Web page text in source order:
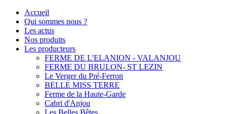
Accueil
Qui sommes nous ?
Les actus
Nos produits
Les producteurs
FERME DE L'ELANION - VALANJOU
FERME DU BRULON- ST LEZIN
Le Verger du Pré-Ferron
BELLE MISS TERRE
Ferme de la Haute-Garde
Cabri d'Anjou
Les Belles Bêtes